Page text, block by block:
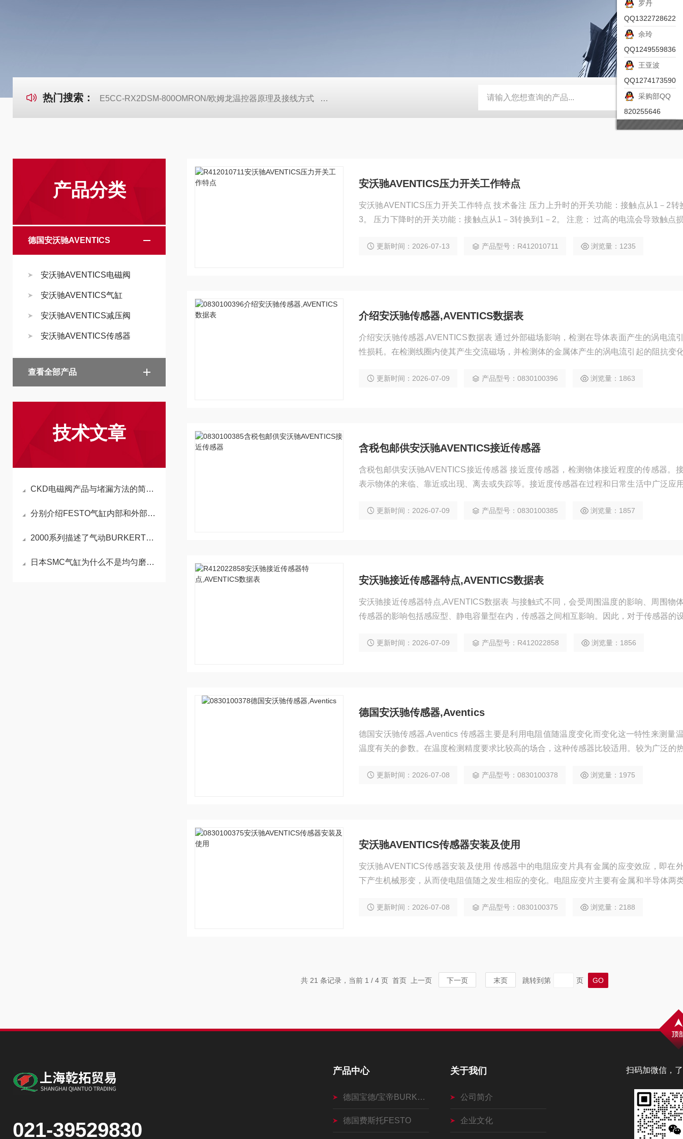
热门搜索： E5CC-RX2DSM-800OMRON/欧姆龙温控器原理及接线方式 日本SMC真空压力开关的中文资料ZK2-ZSEA-A *皮尔兹PILZ安全激光扫描仪 RZMO-TER-
产品分类
德国安沃驰AVENTICS
安沃驰AVENTICS电磁阀
安沃驰AVENTICS气缸
安沃驰AVENTICS减压阀
安沃驰AVENTICS传感器
查看全部产品
技术文章
CKD电磁阀产品与堵漏方法的简单解析
分别介绍FESTO气缸内部和外部的泄漏情况
2000系列描述了气动BURKERT角座阀型号、结构、原理：
日本SMC气缸为什么不是均匀磨损？这种不规则磨损是如何造成
安沃驰AVENTICS压力开关工作特点
安沃驰AVENTICS压力开关工作特点 技术备注 压力上升时的开关功能：接触点从1－2转
3。 压力下降时的开关功能：接触点从1－3转换到1－2。 注意： 过高的电流会导致触点
更新时间：2026-07-13 产品型号：R412010711 浏览量：1235
介绍安沃驰传感器,AVENTICS数据表
介绍安沃驰传感器,AVENTICS数据表 通过外部磁场影响，检测在导体表面产生的涡电流
性损耗。在检测线圈内使其产生交流磁场，并检测体的金属体产生的涡电流引起的阻抗变
更新时间：2026-07-09 产品型号：0830100396 浏览量：1863
含税包邮供安沃驰AVENTICS接近传感器
含税包邮供安沃驰AVENTICS接近传感器 接近度传感器，检测物体接近程度的传感器。
表示物体的来临、靠近或出现、离去或失踪等。接近度传感器在过程和日常生活中广泛应
员的安全保护等。接近度传感器的制造方法有多种，可分为磁感应器式和振荡器式两类。
更新时间：2026-07-09 产品型号：0830100385 浏览量：1857
安沃驰接近传感器特点,AVENTICS数据表
安沃驰接近传感器特点,AVENTICS数据表 与接触式不同，会受周围温度的影响、周围物
传感器的影响包括感应型、静电容量型在内，传感器之间相互影响。因此，对于传感器的
物体的影响。
更新时间：2026-07-09 产品型号：R412022858 浏览量：1856
德国安沃驰传感器,Aventics
德国安沃驰传感器,Aventics 传感器主要是利用电阻值随温度变化而变化这一特性来测量
温度有关的参数。在温度检测精度要求比较高的场合，这种传感器比较适用。较为广泛的
点。用于测量-200℃~+500℃范围内的温度。
更新时间：2026-07-08 产品型号：0830100378 浏览量：1975
安沃驰AVENTICS传感器安装及使用
安沃驰AVENTICS传感器安装及使用 传感器中的电阻应变片具有金属的应变效应，即在
下产生机械形变，从而使电阻值随之发生相应的变化。电阻应变片主要有金属和半导体两
倍）、横向效应小等。
更新时间：2026-07-08 产品型号：0830100375 浏览量：2188
共 21 条记录，当前 1 / 4 页 首页 上一页 下一页 末页 跳转到第 页
扫码加微信，
021-39529830
产品中心
德国宝德/宝帝BURKERT
德国费斯托FESTO
关于我们
公司简介
企业文化
罗丹
QQ1322728622
余玲
QQ1249559836
王亚波
QQ1274173590
采购部QQ
820255646